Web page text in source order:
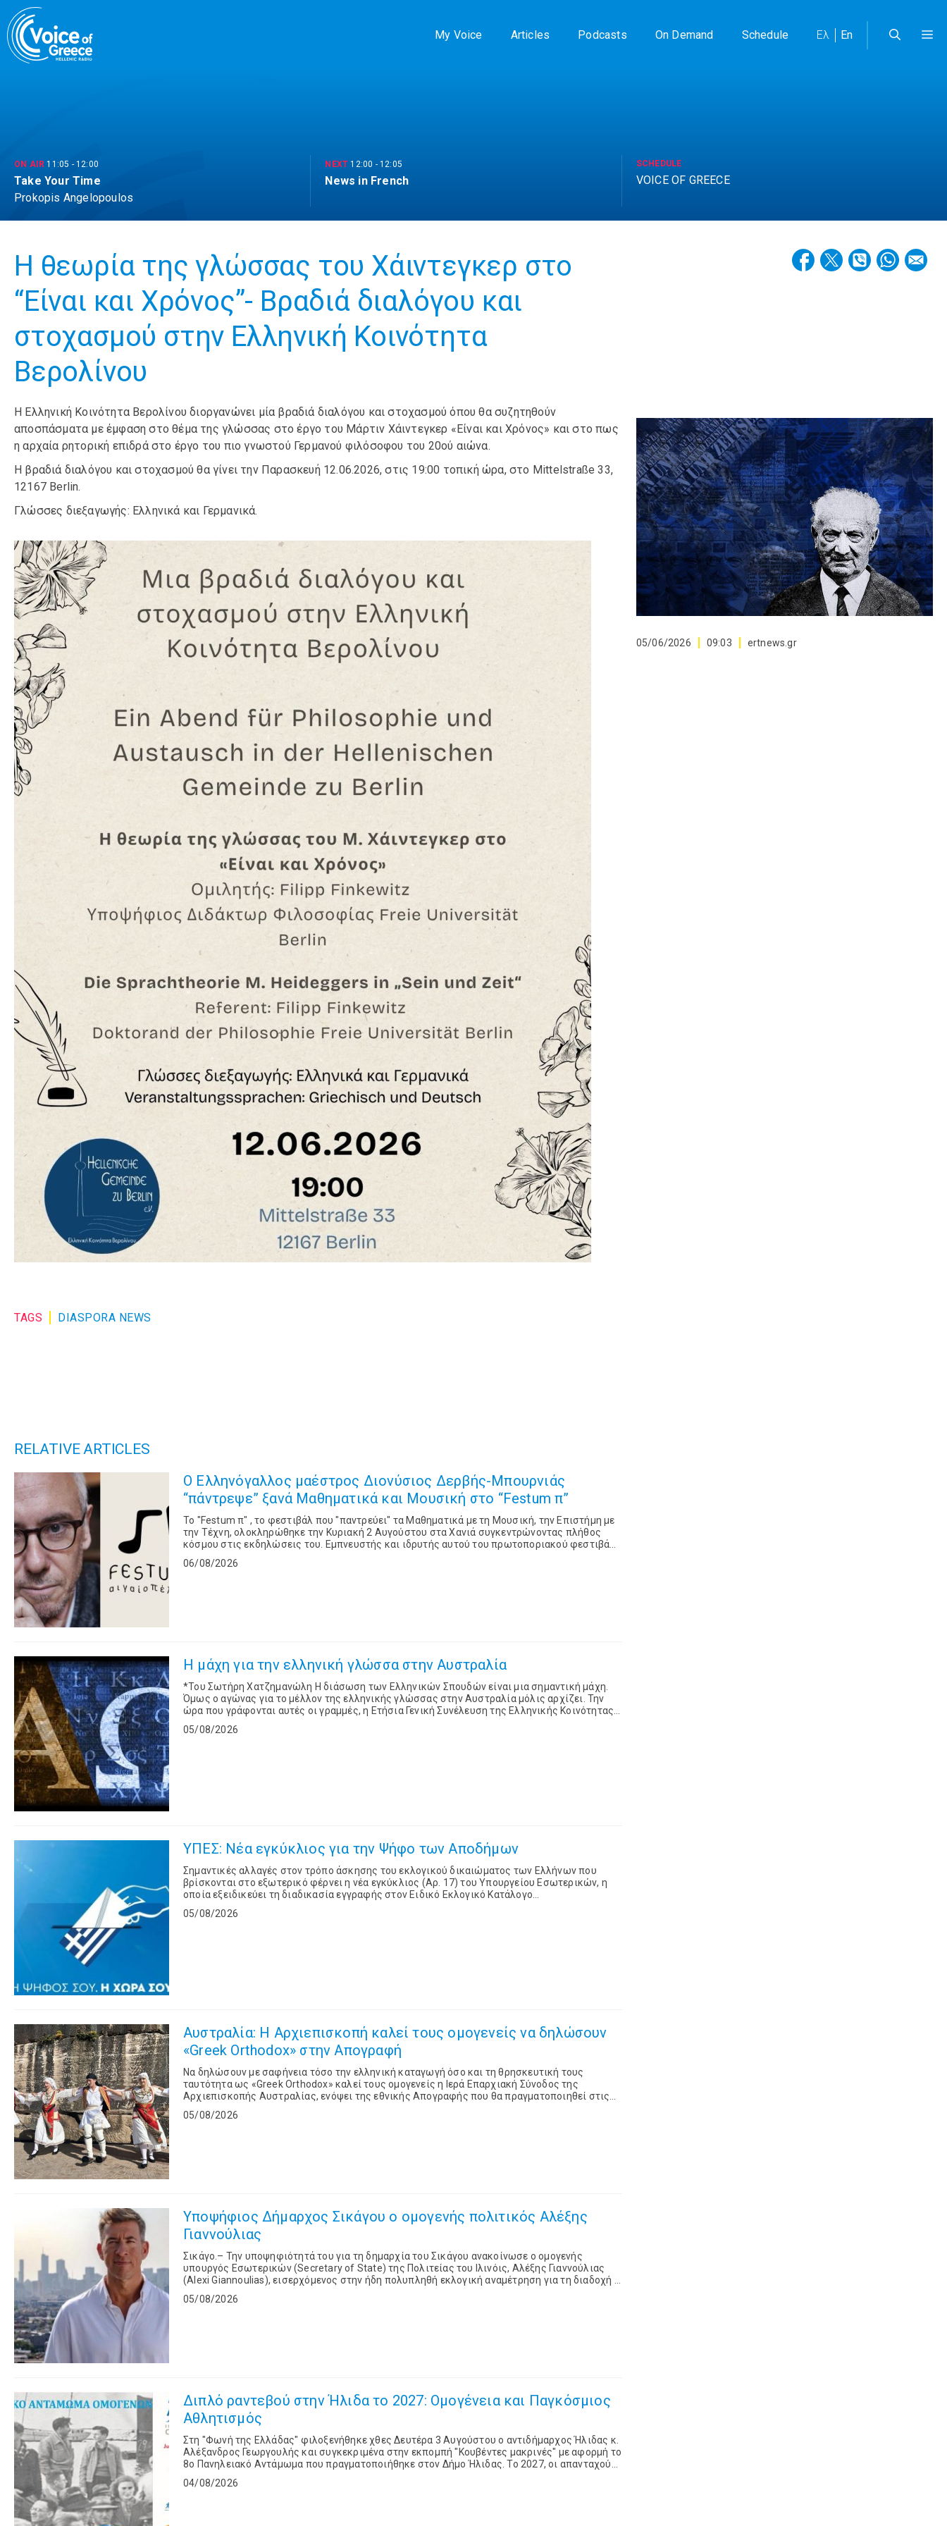
Skip
to
content
My Voice Articles Podcasts On Demand Schedule Ελ En
ON AIR11:05 -12:00
Take Your Time
Prokopis Angelopoulos
NEXT12:00 - 12:05
News in French
SCHEDULE
VOICE OF GREECE
Η θεωρία της γλώσσας του Χάιντεγκερ στο
“Είναι και Χρόνος”- Βραδιά διαλόγου και
στοχασμού στην Ελληνική Κοινότητα
Βερολίνου
Η Ελληνική Κοινότητα Βερολίνου διοργανώνει μία βραδιά διαλόγου και στοχασμού όπου θα συζητηθούν
αποσπάσματα με έμφαση στο θέμα της γλώσσας στο έργο του Μάρτιν Χάιντεγκερ «Είναι και Χρόνος» και στο πως
η αρχαία ρητορική επιδρά στο έργο του πιο γνωστού Γερμανού φιλόσοφου του 20ού αιώνα.
Η βραδιά διαλόγου και στοχασμού θα γίνει την Παρασκευή 12.06.2026, στις 19:00 τοπική ώρα, στο Mittelstraße 33,
12167 Berlin.
Γλώσσες διεξαγωγής: Ελληνικά και Γερμανικά.
TAGS DIASPORA NEWS
05/06/2026 09:03 ertnews.gr
RELATIVE ARTICLES
Ο Ελληνόγαλλος μαέστρος Διονύσιος Δερβής-Μπουρνιάς
“πάντρεψε” ξανά Μαθηματικά και Μουσική στο “Festum π”
Το "Festum π" , το φεστιβάλ που "παντρεύει" τα Μαθηματικά με τη Μουσική, την Επιστήμη με
την Τέχνη, ολοκληρώθηκε την Κυριακή 2 Αυγούστου στα Χανιά συγκεντρώνοντας πλήθος
κόσμου στις εκδηλώσεις του. Εμπνευστής και ιδρυτής αυτού του πρωτοποριακού φεστιβάλ
06/08/2026
Η μάχη για την ελληνική γλώσσα στην Αυστραλία
*Του Σωτήρη Χατζημανώλη H διάσωση των Ελληνικών Σπουδών είναι μια σημαντική μάχη.
Όμως ο αγώνας για το μέλλον της ελληνικής γλώσσας στην Αυστραλία μόλις αρχίζει. Την
ώρα που γράφονται αυτές οι γραμμές, η Ετήσια Γενική Συνέλευση της Ελληνικής Κοινότητας
05/08/2026
ΥΠΕΣ: Νέα εγκύκλιος για την Ψήφο των Αποδήμων
Σημαντικές αλλαγές στον τρόπο άσκησης του εκλογικού δικαιώματος των Ελλήνων που
βρίσκονται στο εξωτερικό φέρνει η νέα εγκύκλιος (Αρ. 17) του Υπουργείου Εσωτερικών, η
οποία εξειδικεύει τη διαδικασία εγγραφής στον Ειδικό Εκλογικό Κατάλογο
05/08/2026
Αυστραλία: Η Αρχιεπισκοπή καλεί τους ομογενείς να δηλώσουν
«Greek Orthodox» στην Απογραφή
Να δηλώσουν με σαφήνεια τόσο την ελληνική καταγωγή όσο και τη θρησκευτική τους
ταυτότητα ως «Greek Orthodox» καλεί τους ομογενείς η Ιερά Επαρχιακή Σύνοδος της
Αρχιεπισκοπής Αυστραλίας, ενόψει της εθνικής Απογραφής που θα πραγματοποιηθεί στις
05/08/2026
Υποψήφιος Δήμαρχος Σικάγου ο ομογενής πολιτικός Αλέξης
Γιαννούλιας
Σικάγο.– Την υποψηφιότητά του για τη δημαρχία του Σικάγου ανακοίνωσε ο ομογενής
υπουργός Εσωτερικών (Secretary of State) της Πολιτείας του Ιλινόις, Αλέξης Γιαννούλιας
(Alexi Giannoulias), εισερχόμενος στην ήδη πολυπληθή εκλογική αναμέτρηση για τη διαδοχή ή
05/08/2026
Διπλό ραντεβού στην Ήλιδα το 2027: Ομογένεια και Παγκόσμιος
Αθλητισμός
Στη "Φωνή της Ελλάδας" φιλοξενήθηκε χθες Δευτέρα 3 Αυγούστου ο αντιδήμαρχος Ήλιδας κ.
Αλέξανδρος Γεωργουλής και συγκεκριμένα στην εκπομπή "Κουβέντες μακρινές" με αφορμή το
8ο Πανηλειακό Αντάμωμα που πραγματοποιήθηκε στον Δήμο Ήλιδας. Το 2027, οι απανταχού
04/08/2026